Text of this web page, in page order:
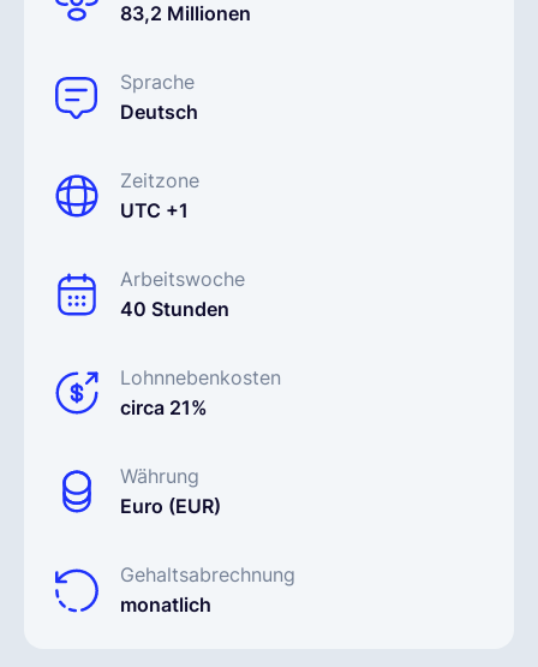
83,2 Millionen
Sprache
Deutsch
Zeitzone
UTC +1
Arbeitswoche
40 Stunden
Lohnnebenkosten
circa 21%
Währung
Euro (EUR)
Gehaltsabrechnung
monatlich
Contractor Management